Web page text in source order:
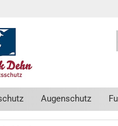
Augenschutz